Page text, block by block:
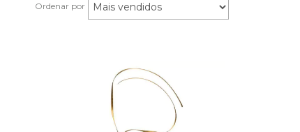
Ordenar por